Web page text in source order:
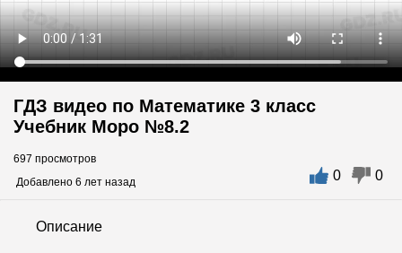
ГДЗ видео по Математике 3 класс
Учебник Моро №8.2
697 просмотров
Добавлено 6 лет назад
0 0
Описание